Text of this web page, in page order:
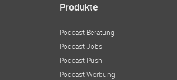
Produkte
Podcast-Beratung
Podcast-Jobs
Podcast-Push
Podcast-Werbung